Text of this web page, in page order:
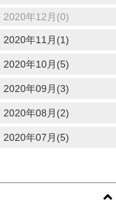
2020年12月(0)
2020年11月(1)
2020年10月(5)
2020年09月(3)
2020年08月(2)
2020年07月(5)